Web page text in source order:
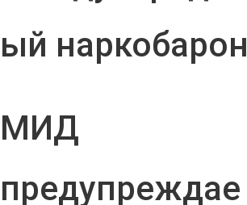
ый наркобарон
МИД
предупреждае